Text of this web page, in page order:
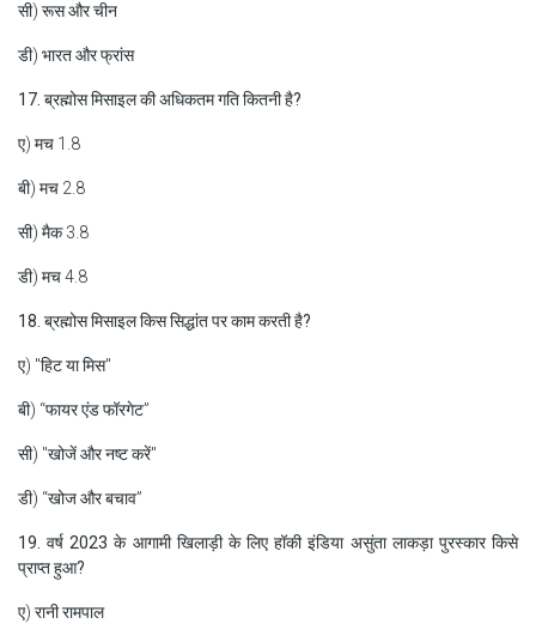
सी) रूस और चीन
डी) भारत और फ्रांस
17. ब्रह्मोस मिसाइल की अधिकतम गति कितनी है?
ए) मच 1.8
बी) मच 2.8
सी) मैक 3.8
डी) मच 4.8
18. ब्रह्मोस मिसाइल किस सिद्धांत पर काम करती है?
ए) "हिट या मिस"
बी) “फायर एंड फॉरगेट”
सी) "खोजें और नष्ट करें"
डी) “खोज और बचाव”
19. वर्ष 2023 के आगामी खिलाड़ी के लिए हॉकी इंडिया असुंता लाकड़ा पुरस्कार किसे
प्राप्त हुआ?
ए) रानी रामपाल